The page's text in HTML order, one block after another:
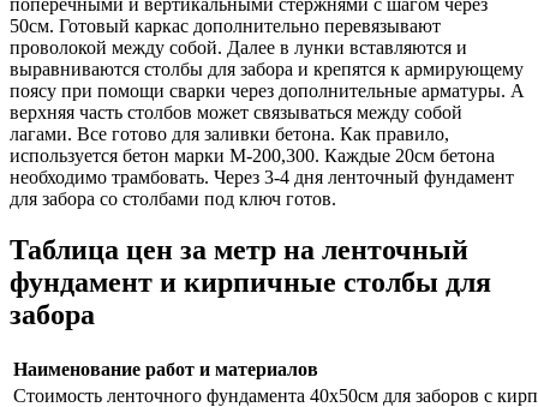
50см. Готовый каркас дополнительно перевязывают
проволокой между собой. Далее в лунки вставляются и
выравниваются столбы для забора и крепятся к армирующему
поясу при помощи сварки через дополнительные арматуры. А
верхняя часть столбов может связываться между собой
лагами. Все готово для заливки бетона. Как правило,
используется бетон марки М-200,300. Каждые 20см бетона
необходимо трамбовать. Через 3-4 дня ленточный фундамент
для забора со столбами под ключ готов.
Таблица цен за метр на ленточный
фундамент и кирпичные столбы для
забора
Наименование работ и материалов
Стоимость ленточного фундамента 40х50см для заборов с